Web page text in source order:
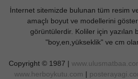
İnternet sitemizde bulunan tüm resim
amaçlı boyut ve modellerini
görüntülerdir. Koliler için yazılan
"boy,en,yükseklik" ve cm
Copyright © 1987 |
www.herboykutu.com |